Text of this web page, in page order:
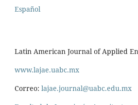
Español
Latin American Journal of Applied
www.lajae.uabc.mx
Correo: lajae.journal@uabc.edu.mx